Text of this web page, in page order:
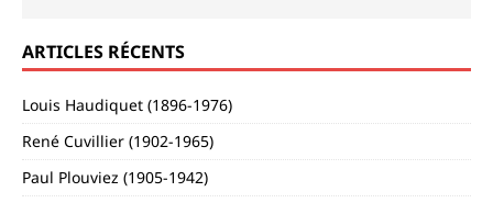
ARTICLES RÉCENTS
Louis Haudiquet (1896-1976)
René Cuvillier (1902-1965)
Paul Plouviez (1905-1942)